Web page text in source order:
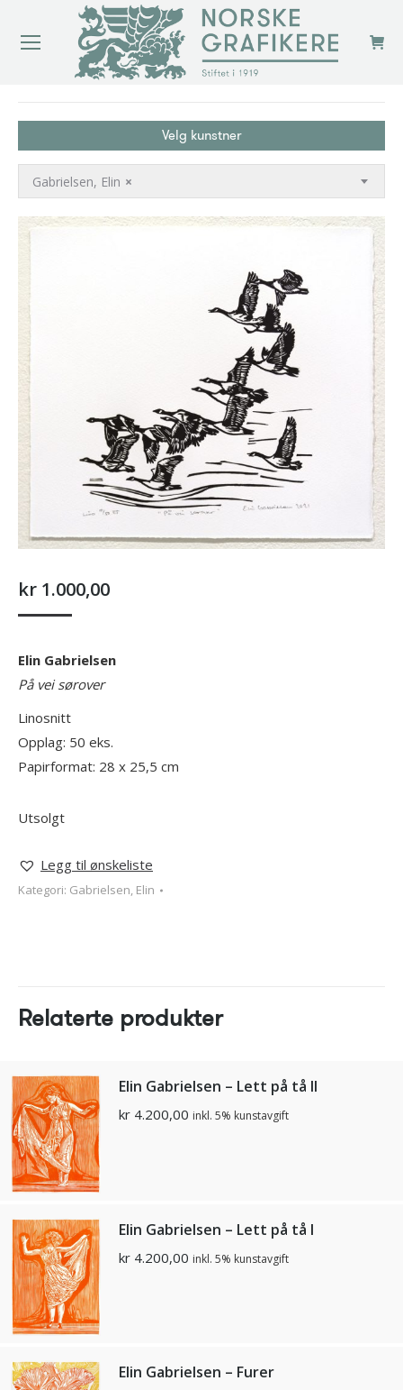
Velg kunstner
×
Gabrielsen, Elin
kr 1.000,00
Elin Gabrielsen
På vei sørover
Linosnitt
Opplag: 50 eks.
Papirformat: 28 x 25,5 cm
Utsolgt
Legg til ønskeliste
Kategori: Gabrielsen, Elin
Relaterte produkter
Elin Gabrielsen – Lett på tå II
kr 4.200,00 inkl. 5% kunstavgift
Elin Gabrielsen – Lett på tå I
kr 4.200,00 inkl. 5% kunstavgift
Elin Gabrielsen – Furer